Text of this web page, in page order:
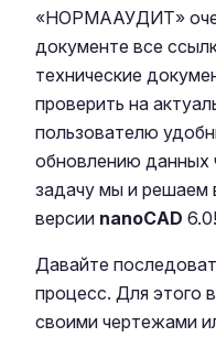
«НОРМААУДИТ»
документе все
технические
проверить на
пользователю
обновлению данных
задачу мы и решаем
версии nanoCAD 6.0!
Давайте
процесс. Для этого
своими чертежами